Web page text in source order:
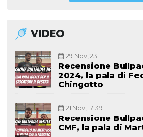
VIDEO
29 Nov, 23:11
Recensione
2024, la pala di
Chingotto
21 Nov, 17:39
Recensione
CMF, la pala di